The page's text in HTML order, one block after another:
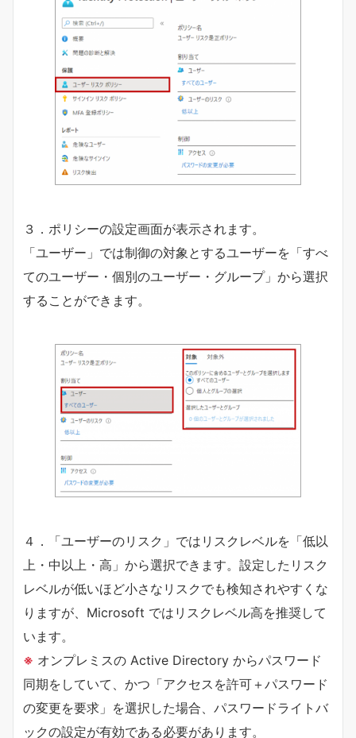
３．ポリシーの設定画面が表示されます。
「ユーザー」では制御の対象とするユーザーを「すべ
てのユーザー・個別のユーザー・グループ」から選択
することができます。
４．「ユーザーのリスク」ではリスクレベルを「低以
上・中以上・高」から選択できます。設定したリスク
レベルが低いほど小さなリスクでも検知されやすくな
りますが、Microsoft ではリスクレベル高を推奨して
います。
※ オンプレミスの Active Directory からパスワード
同期をしていて、かつ「アクセスを許可＋パスワード
の変更を要求」を選択した場合、パスワードライトバ
ックの設定が有効である必要があります。